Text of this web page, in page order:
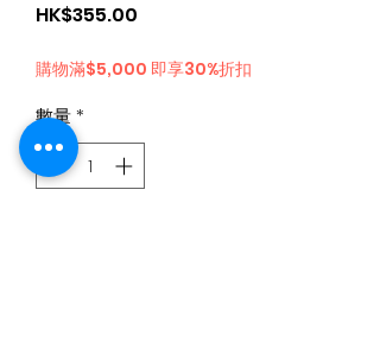
HK$355.00
購物滿$5,000 即享30%折扣
數量*